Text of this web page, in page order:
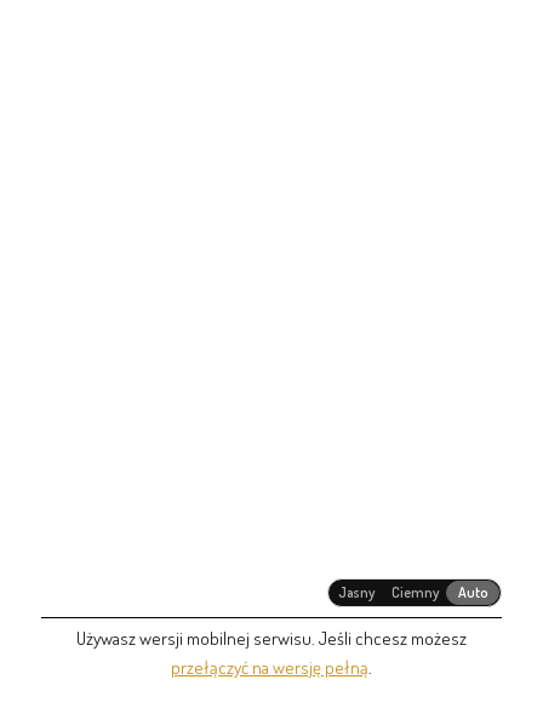
Jasny Ciemny Auto
Używasz wersji mobilnej serwisu. Jeśli chcesz możesz
przełączyć na wersję pełną